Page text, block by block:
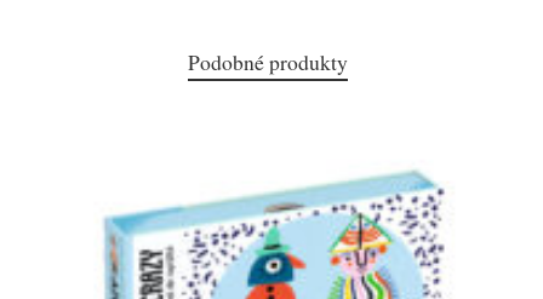
Podobné produkty